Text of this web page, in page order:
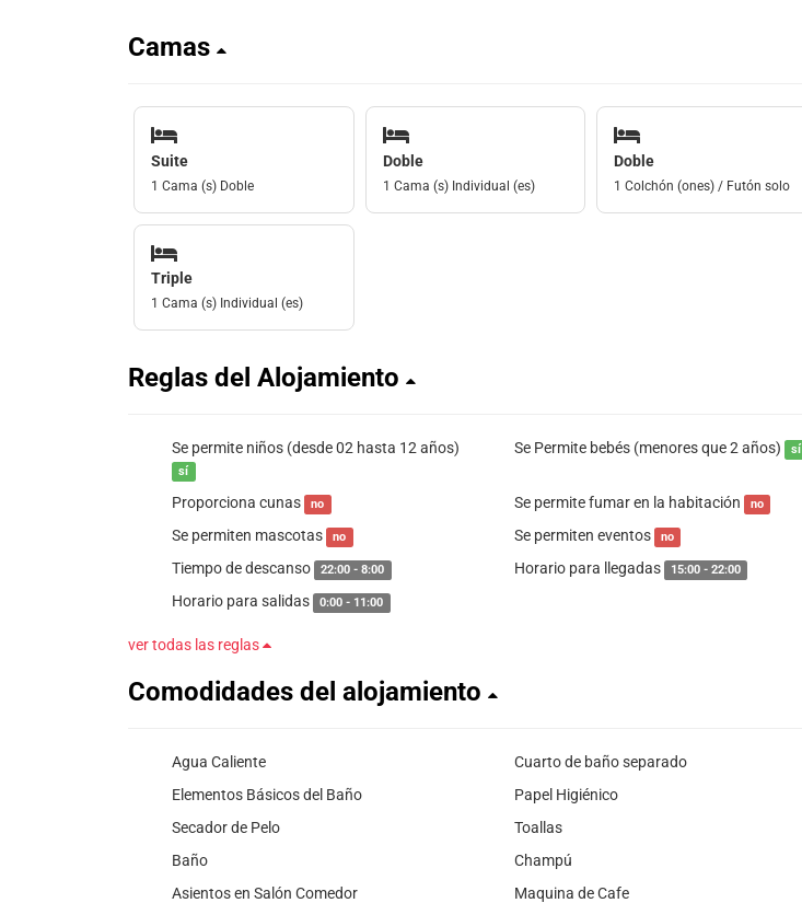
Camas
Suite
1 Cama (s) Doble
Doble
1 Cama (s) Individual (es)
Doble
1 Colchón (ones) / Futón solo
Triple
1 Cama (s) Individual (es)
Reglas del Alojamiento
Se permite niños (desde 02 hasta 12 años)
sí
Se Permite bebés (menores que 2 años) sí
Proporciona cunas no Se permite fumar en la habitación no
Se permiten mascotas no Se permiten eventos no
Tiempo de descanso 22:00 - 8:00 Horario para llegadas 15:00 - 22:00
Horario para salidas 0:00 - 11:00
ver todas las reglas
Comodidades del alojamiento
Agua Caliente
Cuarto de baño separado
Elementos Básicos del Baño
Papel Higiénico
Secador de Pelo
Toallas
Baño
Champú
Asientos en Salón Comedor
Maquina de Cafe